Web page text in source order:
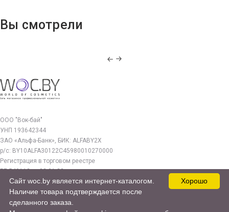
Вы смотрели
ООО "Вок-бай"
УНП 193642344
ЗАО «Альфа-Банк», БИК: ALFABY2X
р/с: BY10ALFA30122C45980010270000
Регистрация в торговом реестре
РБ 549112 от 03.01.23г.
Юр. адрес:
220140, г. Минск, ул. Бурдейного 22, оф.212
Хорошо
Сайт woc.by является интернет-каталогом.
Наличие товара подтверждается после
сделанного заказа.